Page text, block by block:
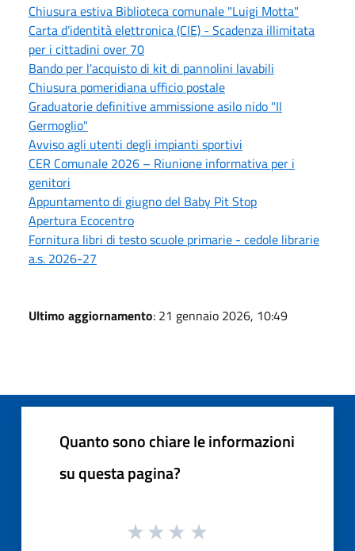
Chiusura estiva Biblioteca comunale "Luigi Motta"
Carta d’identità elettronica (CIE) - Scadenza illimitata
per i cittadini over 70
Bando per l'acquisto di kit di pannolini lavabili
Chiusura pomeridiana ufficio postale
Graduatorie definitive ammissione asilo nido "Il
Germoglio"
Avviso agli utenti degli impianti sportivi
CER Comunale 2026 – Riunione informativa per i
genitori
Appuntamento di giugno del Baby Pit Stop
Apertura Ecocentro
Fornitura libri di testo scuole primarie - cedole librarie
a.s. 2026-27
Ultimo aggiornamento: 21 gennaio 2026, 10:49
Quanto sono chiare le informazioni
su questa pagina?